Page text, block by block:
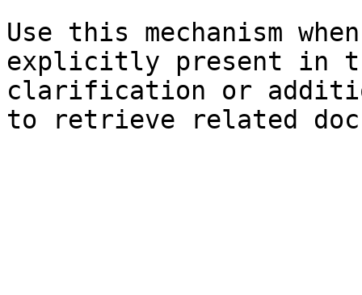
Use this mechanism
explicitly present in
clarification or